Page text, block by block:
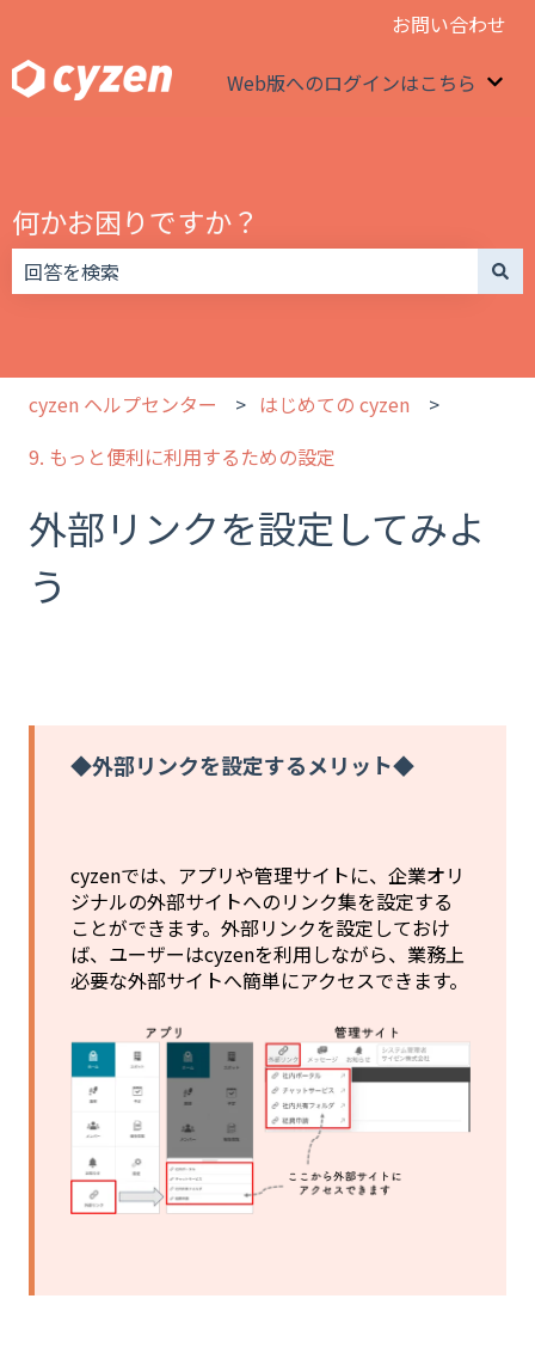
お問い合わせ
Web版へのログインはこちら
何かお困りですか？
cyzen ヘルプセンター
はじめての cyzen
9. もっと便利に利用するための設定
外部リンクを設定してみよ
う
◆外部リンクを設定するメリット◆
cyzenでは、アプリや管理サイトに、企業オリ
ジナルの外部サイトへのリンク集を設定する
ことができます。外部リンクを設定しておけ
ば、ユーザーはcyzenを利用しながら、業務上
必要な外部サイトへ簡単にアクセスできます。